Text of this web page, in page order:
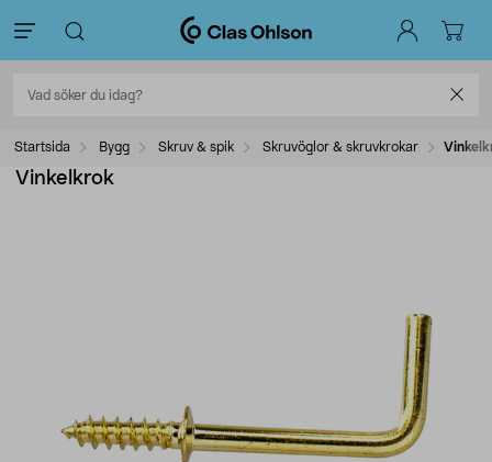
Startsida Bygg Skruv & spik Skruvöglor & skruvkrokar
Vinkelkrok